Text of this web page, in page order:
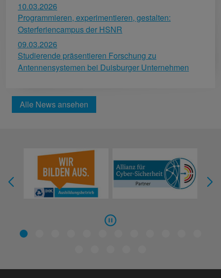
10.03.2026
Programmieren, experimentieren, gestalten:
Osterferiencampus der HSNR
09.03.2026
Studierende präsentieren Forschung zu
Antennensystemen bei Duisburger Unternehmen
Alle News ansehen